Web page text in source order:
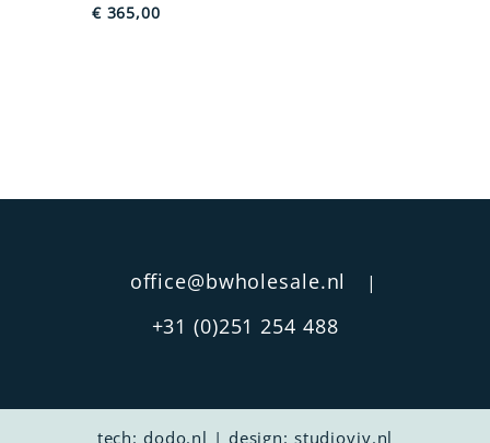
Categorie
Kandelaars
€365,00
office@bwholesale.nl |
+31 (0)251 254 488
tech: dodo.nl | design: studioviv.nl